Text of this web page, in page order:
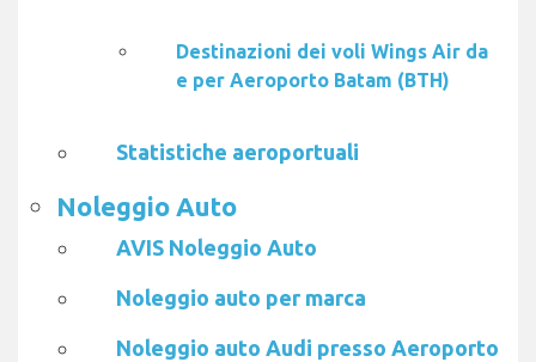
Destinazioni dei voli Wings Air da
e per Aeroporto Batam (BTH)
Statistiche aeroportuali
Noleggio Auto
AVIS Noleggio Auto
Noleggio auto per marca
Noleggio auto Audi presso Aeroporto